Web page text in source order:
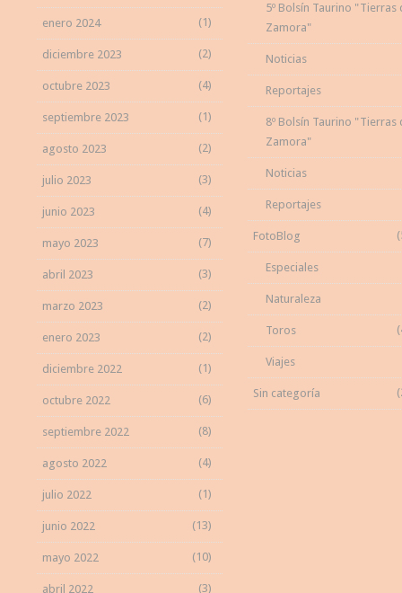
enero 2024 (1)
diciembre 2023 (2)
octubre 2023 (4)
septiembre 2023 (1)
agosto 2023 (2)
julio 2023 (3)
junio 2023 (4)
mayo 2023 (7)
abril 2023 (3)
marzo 2023 (2)
enero 2023 (2)
diciembre 2022 (1)
octubre 2022 (6)
septiembre 2022 (8)
agosto 2022 (4)
julio 2022 (1)
junio 2022 (13)
mayo 2022 (10)
abril 2022 (3)
5º Bolsín Taurino "Tierras
Zamora"
Noticias
Reportajes
8º Bolsín Taurino "Tierras
Zamora"
Noticias
Reportajes
FotoBlog
Especiales
Naturaleza
Toros
Viajes
Sin categoría